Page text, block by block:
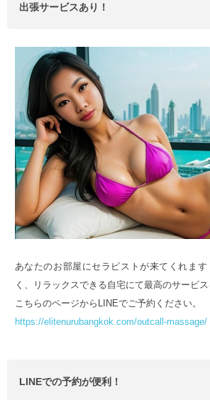
出張サービスあり！
あなたのお部屋にセラピストが来てくれま
く、リラックスできる自宅にて最高のサービ
こちらのページからLINEでご予約ください。
https://elitenurubangkok.com/outcall-massage/
LINEでの予約が便利！